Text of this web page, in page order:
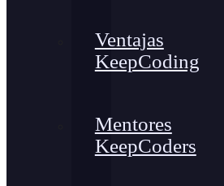
Ventajas
KeepCoding
Mentores
KeepCoders